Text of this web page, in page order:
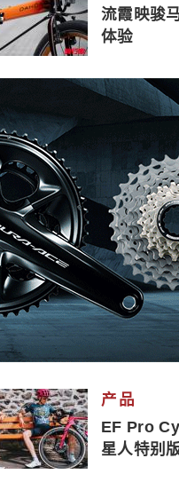
流霞映骏
体验
产品
EF Pro
星人特别